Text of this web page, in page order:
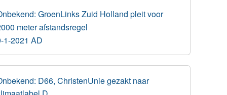
GroenLinks Zuid Holland pleit voor
meter afstandsregel
1-2021 AD
D66, ChristenUnie gezakt naar